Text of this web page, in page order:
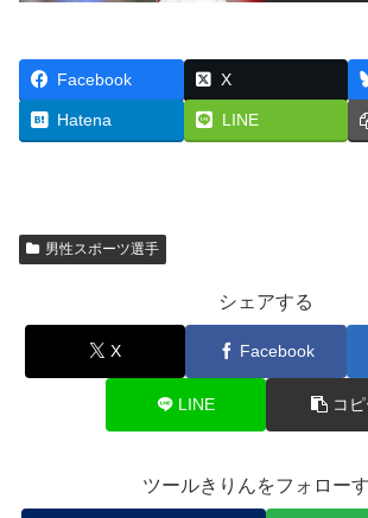
Facebook X
Hatena LINE
男性スポーツ選手
シェアする
X Facebook
LINE コ
ツールきりんをフォロー